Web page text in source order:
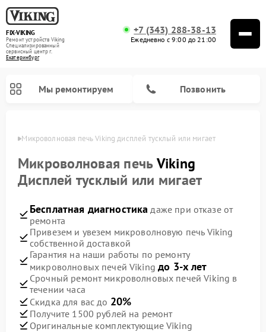
FIX-VIKING
Ремонт устройств Viking
Специализированный
cервисный центр г.
Екатеринбург
+7 (343) 288-38-13
Ежедневно с 9:00 до 21:00
Мы ремонтируем Позвонить
Микроволновая печь Viking дисплей тусклый или мигает
Микроволновая печьViking
Дисплей тусклый или мигает
Бесплатная диагностика даже при отказе от
ремонта
Привезем и увезем микроволновую печь Viking
собственной доставкой
Гарантия на наши работы по ремонту
микроволновых печей Vikingдо 3-х лет
Срочный ремонт микроволновых печей Viking в
течении часа
Скидка для вас до 20%
Получите 1500 рублей на ремонт
Оригинальные комплектующие Viking